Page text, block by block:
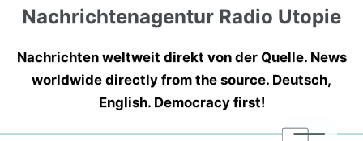
Nachrichtenagentur Radio Utopie
Nachrichten weltweit direkt von der Quelle. News
worldwide directly from the source. Deutsch,
English. Democracy first!
|